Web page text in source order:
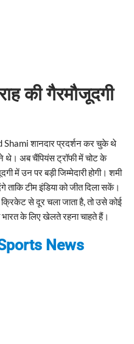
की गैरमौजूदगी
शानदार प्रदर्शन कर चुके थे
थे। अब चैंपियंस ट्रॉफी में चोट के
में उन पर बड़ी जिम्मेदारी होगी। शमी
ताकि टीम इंडिया को जीत दिला सकें।
क्रिकेट से दूर चला जाता है, तो उसे कोई
भारत के लिए खेलते रहना चाहते हैं।
News